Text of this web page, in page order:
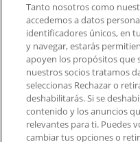
Contacto comercial
Tienda mal
Notificar un folleto
¿Encontraste un
aplicación?
Índices
Tanto nosotros como
accedemos a datos
identificadores únicos, en
y navegar, estarás
apoyen los propósitos que
nuestros socios tratamos
seleccionas Rechazar o
deshabilitarás. Si se
contenido y los anuncios
relevantes para ti. Puedes
cambiar tus opciones o